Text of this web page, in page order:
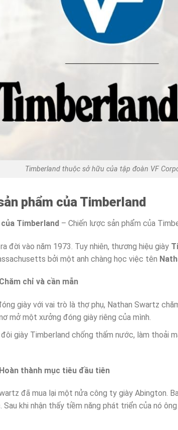
Timberland thuộc sở hữu của tập đoàn VF
phẩm của Timberland
Timberland – Chiến lược sản phẩm của
đời vào năm 1973. Tuy nhiên, thương hiệu giày
bởi một anh chàng học việc tên
chỉ và cần mẫn
giày với vai trò là thợ phụ, Nathan Swartz
mở một xưởng đóng giày riêng của mình.
giày Timberland chống thấm nước, làm thoải
thành mục tiêu đầu tiên
đã mua lại một nửa công ty giày Abington.
Sau khi nhận thấy tiềm năng phát triển của nó